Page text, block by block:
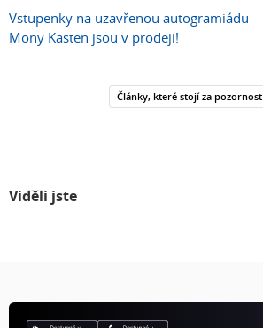
Vstupenky na uzavřenou autogramiádu
Mony Kasten jsou v prodeji!
Články, které stojí za pozornost
Viděli jste